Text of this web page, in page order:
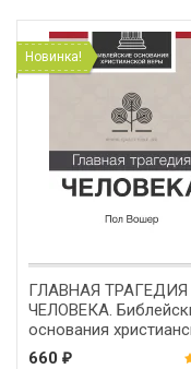
Новинка!
ГЛАВНАЯ ТРАГЕДИЯ
ЧЕЛОВЕКА.
основания
веры. Пол Вошер
660 ₽